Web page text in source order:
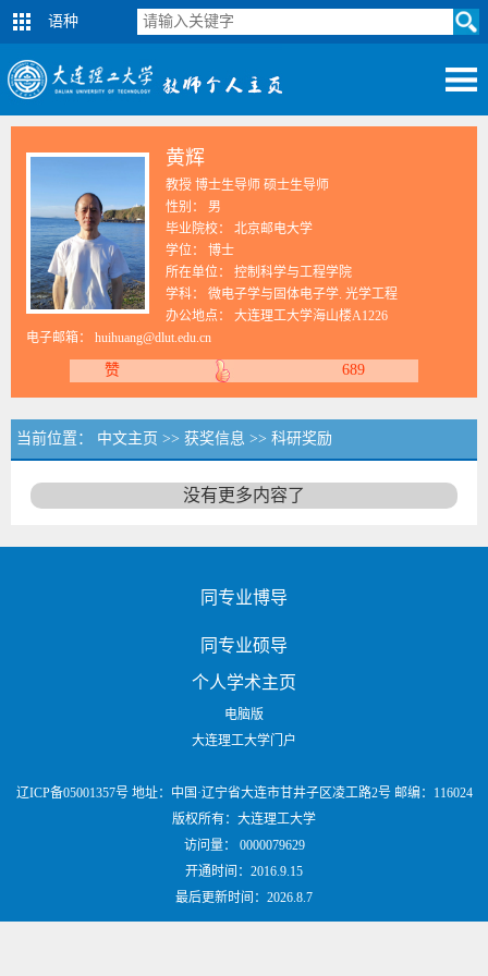
语种
黄辉
教授 博士生导师 硕士生导师
性别： 男
毕业院校： 北京邮电大学
学位： 博士
所在单位： 控制科学与工程学院
学科： 微电子学与固体电子学. 光学工程
办公地点： 大连理工大学海山楼A1226
电子邮箱： huihuang@dlut.edu.cn
赞 689
当前位置： 中文主页 >> 获奖信息 >> 科研奖励
没有更多内容了
同专业博导
同专业硕导
个人学术主页
电脑版
大连理工大学门户
辽ICP备05001357号 地址：中国·辽宁省大连市甘井子区凌工路2号 邮编：116024
版权所有：大连理工大学
访问量： 0000079629
开通时间： 2016.9.15
最后更新时间： 2026.8.7